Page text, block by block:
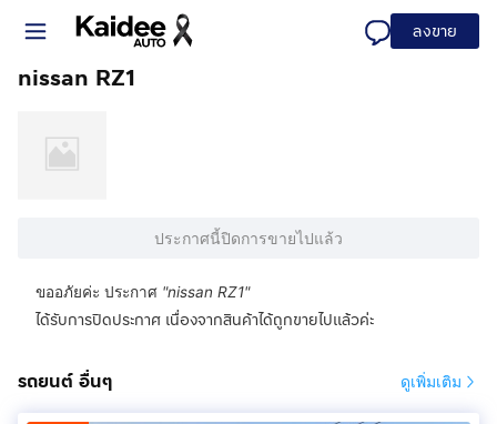
ลงขาย
nissan RZ1
ประกาศนี้ปิดการขายไปแล้ว
ขออภัยค่ะ ประกาศ "nissan RZ1"
ได้รับการปิดประกาศ เนื่องจากสินค้าได้ถูกขายไปแล้วค่ะ
รถยนต์ อื่นๆ ดูเพิ่มเติม